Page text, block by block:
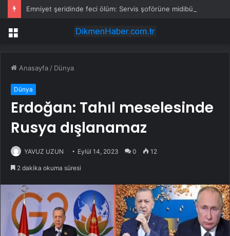
Menü
Anasayfa / Dünya
Dünya
Erdoğan: Tahıl meselesinde
Rusya dışlanamaz
YAVUZ UZUN Eylül 14, 2023 0 12
2 dakika okuma süresi